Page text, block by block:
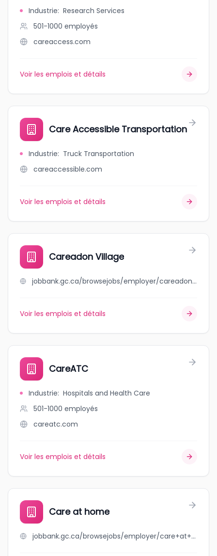
Industrie: Research Services
501-1000 employés
careaccess.com
Voir les emplois et détails
Care Accessible Transportation
Industrie: Truck Transportation
careaccessible.com
Voir les emplois et détails
Careadon Village
jobbank.gc.ca/browsejobs/employer/careadon+village/ca
Voir les emplois et détails
CareATC
Industrie: Hospitals and Health Care
501-1000 employés
careatc.com
Voir les emplois et détails
Care at home
jobbank.gc.ca/browsejobs/employer/care+at+home/ca